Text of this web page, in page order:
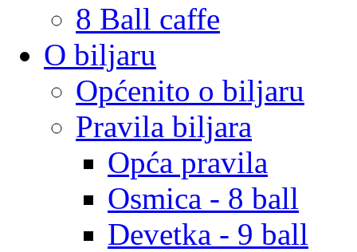
8 Ball caffe
O biljaru
Općenito o biljaru
Pravila biljara
Opća pravila
Osmica - 8 ball
Devetka - 9 ball